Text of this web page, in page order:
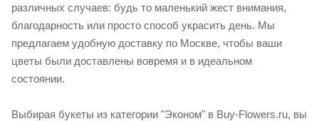
различных случаев: будь то маленький жест внимания,
благодарность или просто способ украсить день. Мы
предлагаем удобную доставку по Москве, чтобы ваши
цветы были доставлены вовремя и в идеальном
состоянии.
Выбирая букеты из категории "Эконом" в Buy-Flowers.ru, вы